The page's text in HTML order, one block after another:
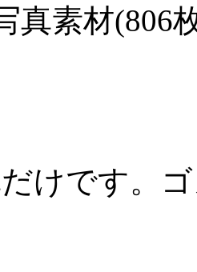
真素材(806
けです。